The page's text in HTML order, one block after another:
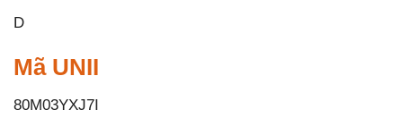
D
Mã UNII
80M03YXJ7I